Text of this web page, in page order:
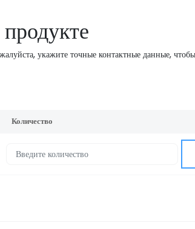
укажите точные контактные данные,
Количество